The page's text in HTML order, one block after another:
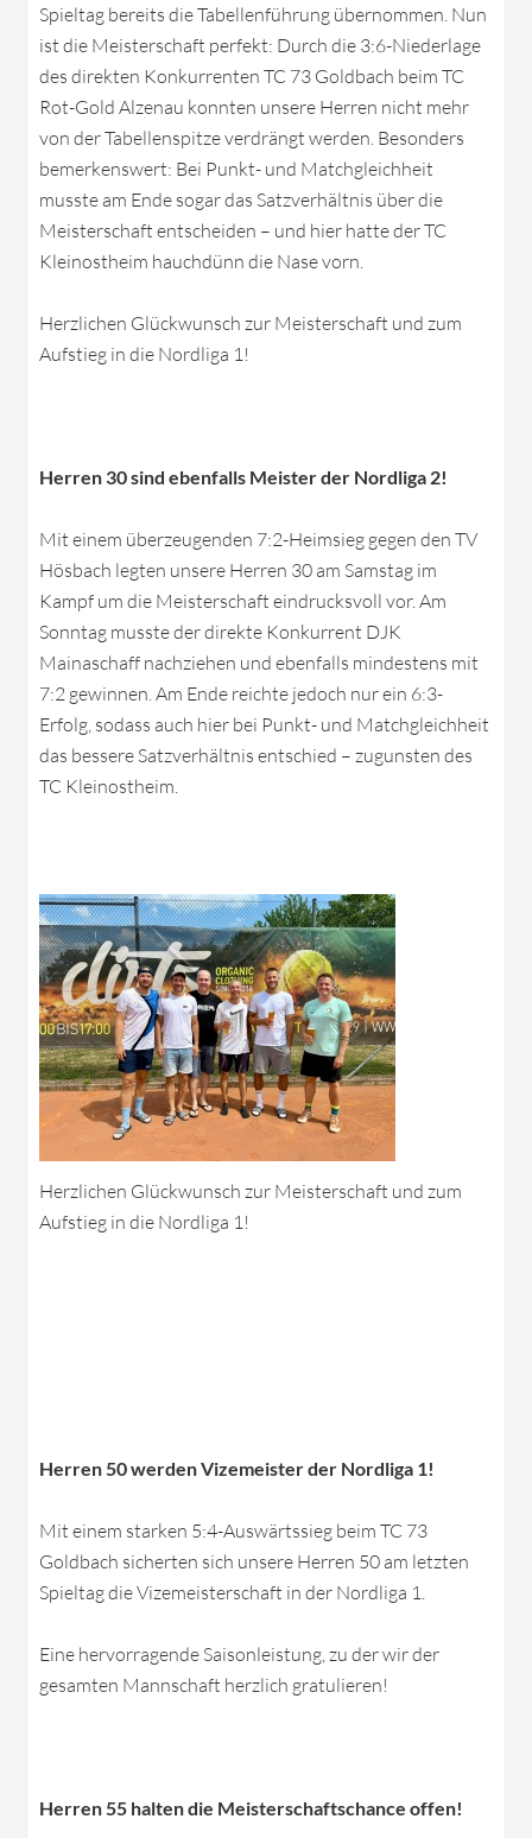
Spieltag bereits die Tabellenführung übernommen. Nun
ist die Meisterschaft perfekt: Durch die 3:6-Niederlage
des direkten Konkurrenten TC 73 Goldbach beim TC
Rot-Gold Alzenau konnten unsere Herren nicht mehr
von der Tabellenspitze verdrängt werden. Besonders
bemerkenswert: Bei Punkt- und Matchgleichheit
musste am Ende sogar das Satzverhältnis über die
Meisterschaft entscheiden – und hier hatte der TC
Kleinostheim hauchdünn die Nase vorn.
Herzlichen Glückwunsch zur Meisterschaft und zum
Aufstieg in die Nordliga 1!
Herren 30 sind ebenfalls Meister der Nordliga 2!
Mit einem überzeugenden 7:2-Heimsieg gegen den TV
Hösbach legten unsere Herren 30 am Samstag im
Kampf um die Meisterschaft eindrucksvoll vor. Am
Sonntag musste der direkte Konkurrent DJK
Mainaschaff nachziehen und ebenfalls mindestens mit
7:2 gewinnen. Am Ende reichte jedoch nur ein 6:3-
Erfolg, sodass auch hier bei Punkt- und Matchgleichheit
das bessere Satzverhältnis entschied – zugunsten des
TC Kleinostheim.
Herzlichen Glückwunsch zur Meisterschaft und zum
Aufstieg in die Nordliga 1!
Herren 50 werden Vizemeister der Nordliga 1!
Mit einem starken 5:4-Auswärtssieg beim TC 73
Goldbach sicherten sich unsere Herren 50 am letzten
Spieltag die Vizemeisterschaft in der Nordliga 1.
Eine hervorragende Saisonleistung, zu der wir der
gesamten Mannschaft herzlich gratulieren!
Herren 55 halten die Meisterschaftschance offen!